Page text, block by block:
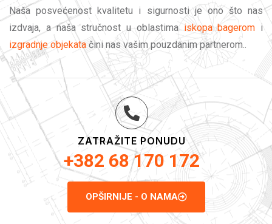
Naša posvećenost kvalitetu i sigurnosti je ono što nas
izdvaja, a naša stručnost u oblastimaiskopa bagerom i
izgradnje objekata čini nas vašim pouzdanim partnerom..
ZATRAŽITE PONUDU
+382 68 170 172
OPŠIRNIJE - O NAMA